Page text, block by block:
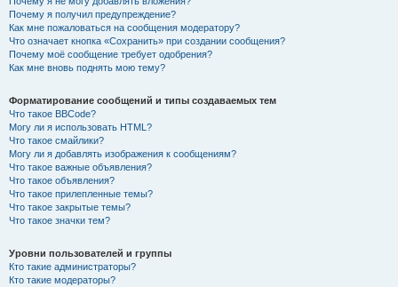
Почему я получил предупреждение?
Как мне пожаловаться на сообщения модератору?
Что означает кнопка «Сохранить» при создании сообщения?
Почему моё сообщение требует одобрения?
Как мне вновь поднять мою тему?
Форматирование сообщений и типы создаваемых тем
Что такое BBCode?
Могу ли я использовать HTML?
Что такое смайлики?
Могу ли я добавлять изображения к сообщениям?
Что такое важные объявления?
Что такое объявления?
Что такое прилепленные темы?
Что такое закрытые темы?
Что такое значки тем?
Уровни пользователей и группы
Кто такие администраторы?
Кто такие модераторы?